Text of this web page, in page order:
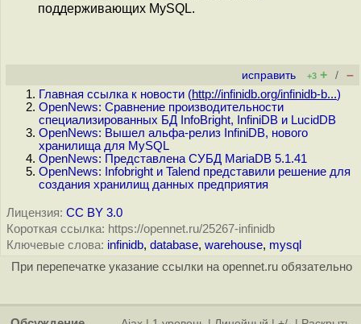
поддерживающих MySQL.
исправить +3 + / –
Главная ссылка к новости (http://infinidb.org/infinidb-b...)
OpenNews: Сравнение производительности
специализированных БД InfoBright, InfiniDB и LucidDB
OpenNews: Вышел альфа-релиз InfiniDB, нового
хранилища для MySQL
OpenNews: Представлена СУБД MariaDB 5.1.41
OpenNews: Infobright и Talend представили решение для
создания хранилищ данных предприятия
Лицензия: CC BY 3.0
Короткая ссылка: https://opennet.ru/25267-infinidb
Ключевые слова: infinidb, database, warehouse, mysql
При перепечатке указание ссылки на opennet.ru обязательно